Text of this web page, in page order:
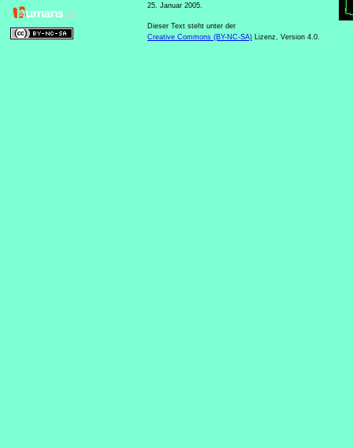
25. Januar 2005.
Dieser Text steht unter der
Creative Commons (BY-NC-SA) Lizenz, Version 4.0.